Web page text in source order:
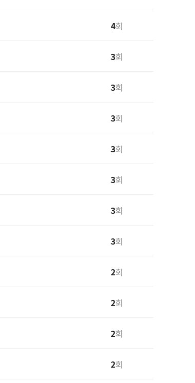
4회
3회
3회
3회
3회
3회
3회
3회
2회
2회
2회
2회